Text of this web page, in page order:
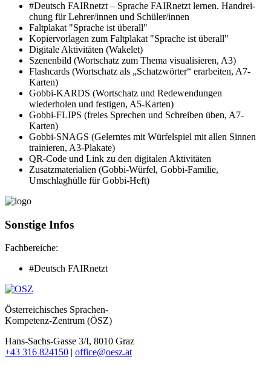
#Deutsch FAIR­netzt – Sprache FAIR­netzt lernen. Hand­rei­
chung für Lehrer/​innen und Schüler/​innen
Falt­plakat "Sprache ist überall"
Kopier­vor­lagen zum Falt­plakat "Sprache ist überall"
Digitale Aktivitäten (Wakelet)
Szenenbild (Wortschatz zum Thema visualisieren, A3)
Flashcards (Wortschatz als „Schatzwörter“ erarbeiten, A7-
Karten)
Gobbi-KARDS (Wortschatz und Redewendungen
wiederholen und festigen, A5-Karten)
Gobbi-FLIPS (freies Sprechen und Schreiben üben, A7-
Karten)
Gobbi-SNAGS (Gelerntes mit Würfelspiel mit allen Sinnen
trainieren, A3-Plakate)
QR-Code und Link zu den digitalen Aktivitäten
Zusatzmaterialien (Gobbi-Würfel, Gobbi-Familie,
Umschlaghülle für Gobbi-Heft)
Sonstige Infos
Fachbereiche:
#Deutsch FAIRnetzt
Österreichisches Sprachen-
Kompetenz-Zentrum (ÖSZ)
Hans-Sachs-Gasse 3/I, 8010 Graz
+43 316 824150
office@oesz.at